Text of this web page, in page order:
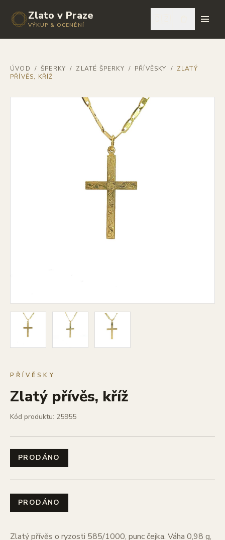
Zlato v Praze
VÝKUP & OCENĚNÍ
ÚVOD / ŠPERKY / ZLATÉ ŠPERKY / PŘÍVĚSKY / ZLATÝ
PŘÍVĚS, KŘÍŽ
PŘÍVĚSKY
Zlatý přívěs, kříž
Kód produktu: 25955
PRODÁNO
PRODÁNO
Zlatý přívěs o ryzosti 585/1000, punc čejka. Váha 0,98 g,